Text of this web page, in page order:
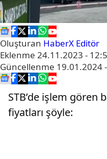
Oluşturan HaberX Editör
Eklenme 24.11.2023 -
Güncellenme 19.01.2024
STB’de işlem gören
fiyatları şöyle: